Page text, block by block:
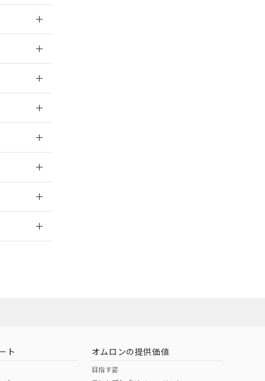
ト オムロンの提供価値
目指す姿